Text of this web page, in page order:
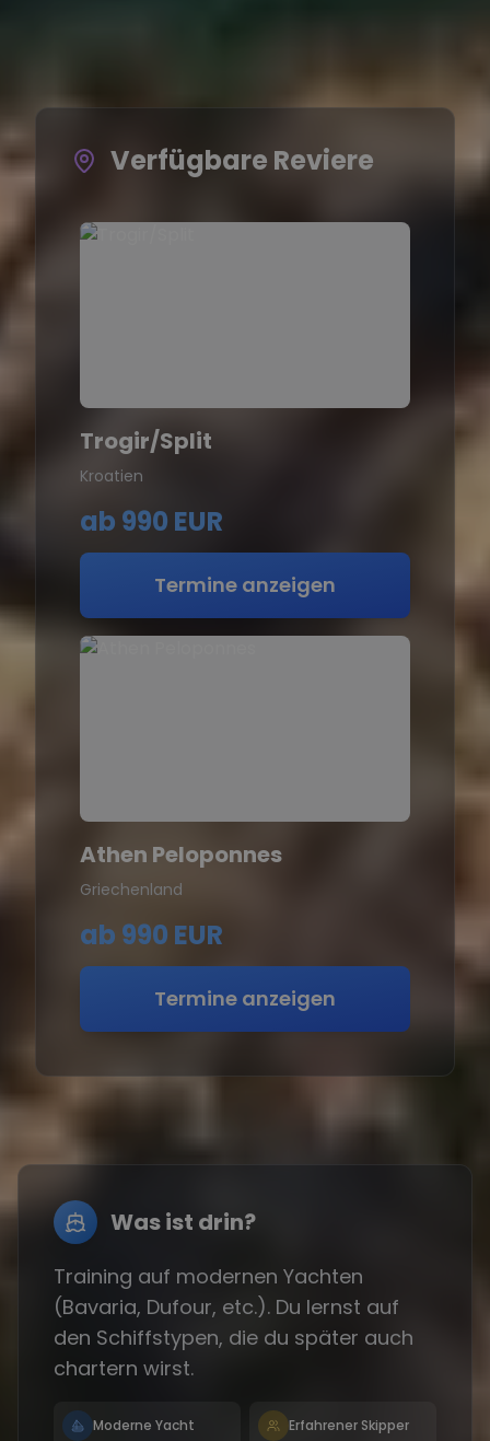
Verfügbare Reviere
Trogir/Split
Kroatien
ab 990 EUR
Termine anzeigen
Athen Peloponnes
Griechenland
ab 990 EUR
Termine anzeigen
Was ist drin?
Training auf modernen Yachten
(Bavaria, Dufour, etc.). Du lernst auf
den Schiffstypen, die du später auch
chartern wirst.
Moderne Yacht Erfahrener Skipper